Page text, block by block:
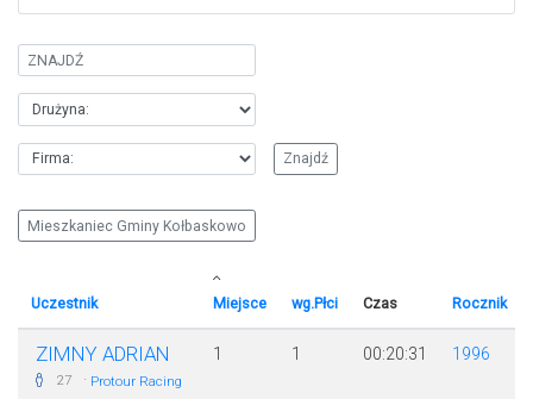
Mieszkaniec Gminy Kołbaskowo
Uczestnik Miejsce wg.Płci Czas Rocznik
ZIMNY ADRIAN
27 · Protour Racing
1 1 00:20:31 1996